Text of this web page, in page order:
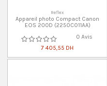
Reflex
Appareil photo Compact Canon
EOS 200D (2250C011AA)
0 Avis
7 405,55 DH